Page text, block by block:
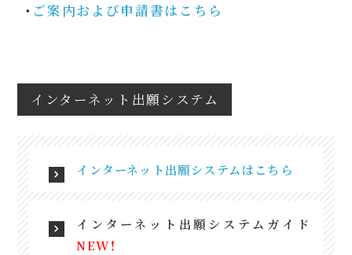
・ ご案内および申請書はこちら
インターネット出願システム
インターネット出願システムはこちら
インターネット出願システムガイド
NEW！